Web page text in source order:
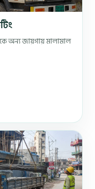
অন্য জায়গায় মালামাল